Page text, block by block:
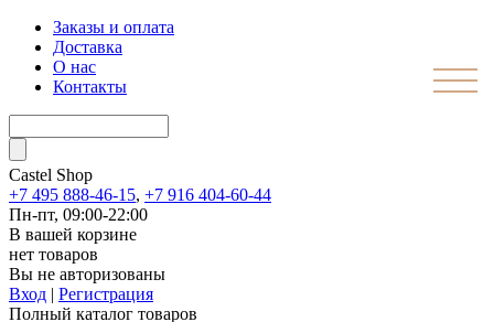
Заказы и оплата
Доставка
О нас
Контакты
Castel Shop
+7 495 888-46-15, +7 916 404-60-44
Пн-пт, 09:00-22:00
В вашей корзине
нет товаров
Вы не авторизованы
Вход | Регистрация
Полный каталог товаров